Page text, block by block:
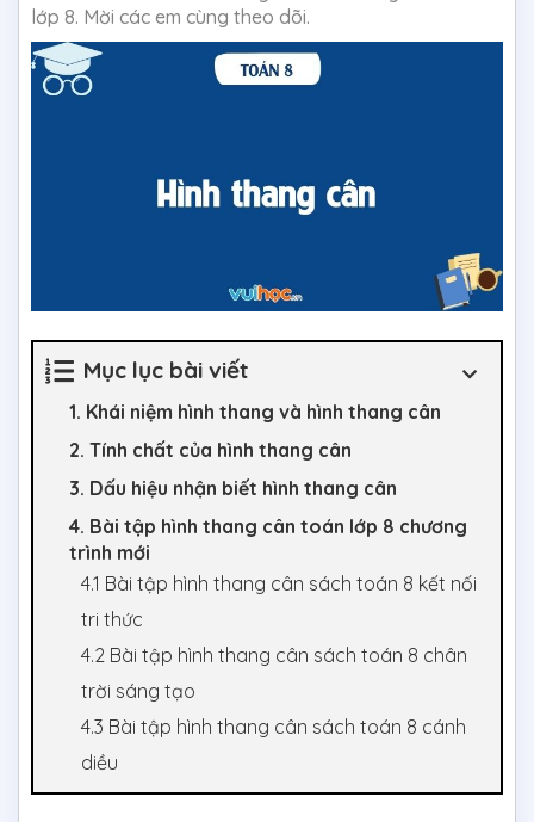
lớp 8. Mời các em cùng theo dõi.
Mục lục bài viết
1. Khái niệm hình thang và hình thang cân
2. Tính chất của hình thang cân
3. Dấu hiệu nhận biết hình thang cân
4. Bài tập hình thang cân toán lớp 8 chương
trình mới
4.1 Bài tập hình thang cân sách toán 8 kết nối
tri thức
4.2 Bài tập hình thang cân sách toán 8 chân
trời sáng tạo
4.3 Bài tập hình thang cân sách toán 8 cánh
diều